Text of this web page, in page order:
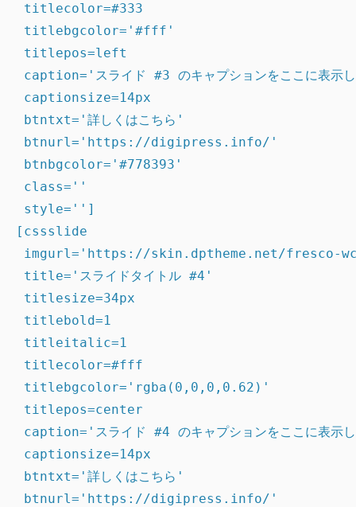
titlecolor=#333
titlebgcolor='#fff'
titlepos=left
caption='スライド #3 のキャプションをここに表示
captionsize=14px
btntxt='詳しくはこちら'
btnurl='https://digipress.info/'
btnbgcolor='#778393'
class=''
style='']
[cssslide
imgurl='https://skin.dptheme.net/fresco-
title='スライドタイトル #4'
titlesize=34px
titlebold=1
titleitalic=1
titlecolor=#fff
titlebgcolor='rgba(0,0,0,0.62)'
titlepos=center
caption='スライド #4 のキャプションをここに表示
captionsize=14px
btntxt='詳しくはこちら'
btnurl='https://digipress.info/'